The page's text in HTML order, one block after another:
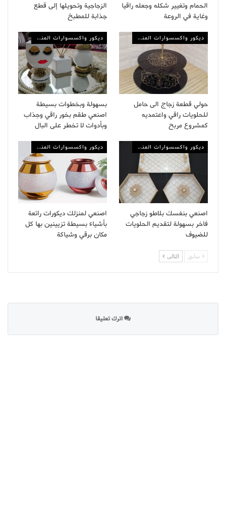
الحمام وتغيير شكله وجعله راقيا
وغاية في الروعة
الزجاجية وتحويلها إلى قطع
جذابة للمطبخ
ديكور واكسسوارات المنزل
حولي قطعة زجاج الى حامل
للحلويات راقي واعتمديه
كمشروع مربح
ديكور واكسسوارات المنزل
بسهولة وبخطوات بسيطة
اصنعي طقم بخور راقي وجذاب
وبأدوات لا تخطر على البال
ديكور واكسسوارات المنزل
اصنعي بنفسك بلاطو زجاجي
فاخر بسهولة لتقديم الحلويات
للضيوف
ديكور واكسسوارات المنزل
اصنعي لمنزلك ديكورات رائعة
بأشياء بسيطة تزيينين بها كل
مكان برقي وشياكة
سابق التالى
اترك تعليقا